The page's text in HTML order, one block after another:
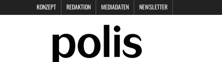
KONZEPT REDAKTION MEDIADATEN NEWSLETTER
DATENSCHUTZ